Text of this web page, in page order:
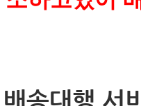
배송대행 서